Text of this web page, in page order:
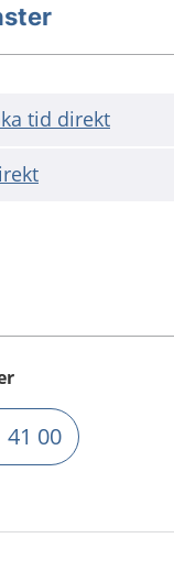
tid direkt
41 00